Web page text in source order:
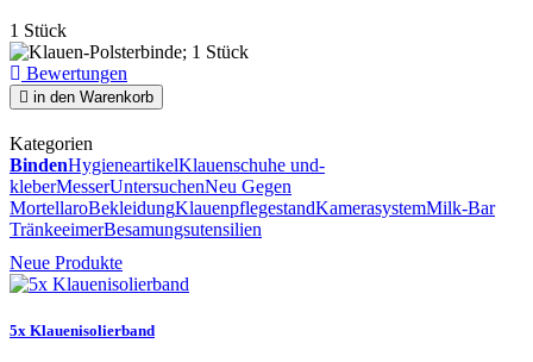
1 Stück
Bewertungen
in den Warenkorb
Kategorien
BindenHygieneartikelKlauenschuhe und-
kleberMesserUntersuchenNeu Gegen
MortellaroBekleidungKlauenpflegestandKamerasystemMilk-Bar
TränkeeimerBesamungsutensilien
Neue Produkte
5x Klauenisolierband